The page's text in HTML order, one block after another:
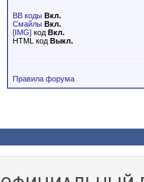
BB коды Вкл.
Смайлы Вкл.
[IMG] код Вкл.
HTML код Выкл.
Правила форума